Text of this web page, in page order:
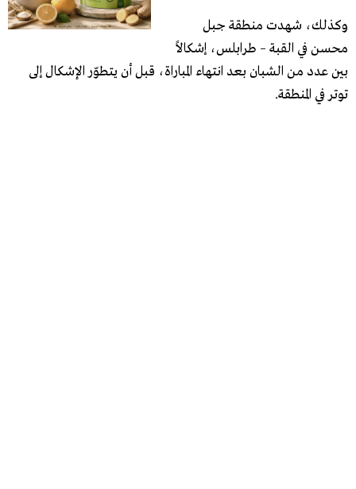
وكذلك، شهدت منطقة جبل
محسن في القبة – طرابلس، إشكالاً
بين عدد من الشبان بعد انتهاء المباراة، قبل أن يتطوّر الإشكال إلى
توتر في المنطقة.